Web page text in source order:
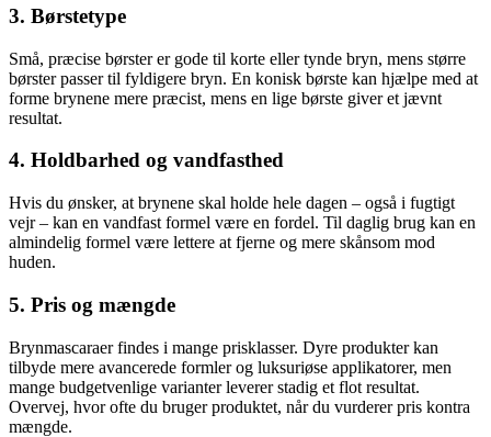
3. Børstetype
Små, præcise børster er gode til korte eller tynde bryn, mens større
børster passer til fyldigere bryn. En konisk børste kan hjælpe med at
forme brynene mere præcist, mens en lige børste giver et jævnt
resultat.
4. Holdbarhed og vandfasthed
Hvis du ønsker, at brynene skal holde hele dagen – også i fugtigt
vejr – kan en vandfast formel være en fordel. Til daglig brug kan en
almindelig formel være lettere at fjerne og mere skånsom mod
huden.
5. Pris og mængde
Brynmascaraer findes i mange prisklasser. Dyre produkter kan
tilbyde mere avancerede formler og luksuriøse applikatorer, men
mange budgetvenlige varianter leverer stadig et flot resultat.
Overvej, hvor ofte du bruger produktet, når du vurderer pris kontra
mængde.